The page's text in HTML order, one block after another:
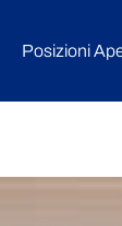
Posizioni